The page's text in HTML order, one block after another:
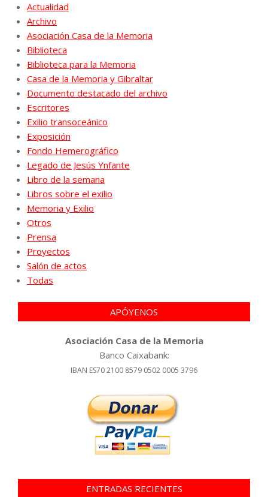
Actualidad
Archivo
Asociación Casa de la Memoria
Biblioteca
Biblioteca para la Memoria
Casa de la Memoria y Gibraltar
Documento destacado del archivo
Escritores
Exilio transoceánico
Exposición
Fondo Hemerográfico
Legado de Jesús Ynfante
Libro de la semana
Libros sobre el exilio
Memoria y Exilio
Otros
Prensa
Proyectos
Salón de actos
Todas
APÓYENOS
Asociación Casa de la Memoria
Banco Caixabank:
IBAN ES70 2100 8579 0502 0005 3796
ENTRADAS RECIENTES